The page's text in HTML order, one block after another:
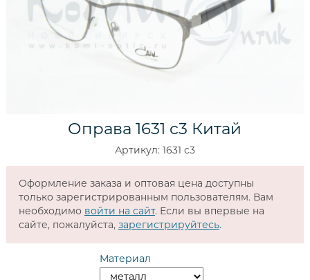
Оправа 1631 c3 Китай
Артикул: 1631 c3
Оформление заказа и оптовая цена доступны
только зарегистрированным пользователям. Вам
необходимо войти на сайт. Если вы впервые на
сайте, пожалуйста, зарегистрируйтесь.
Материал